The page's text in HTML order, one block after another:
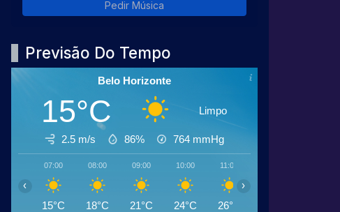
Pedir Música
Previsão Do Tempo
Belo Horizonte
15°C Limpo
2.5 m/s 86% 764 mmHg
07:00
15°C
08:00
18°C
09:00
21°C
10:00
24°C
11:00
26°C
‹ ›